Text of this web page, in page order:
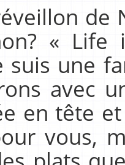
« Life
suis une
avec
en tête
vous,